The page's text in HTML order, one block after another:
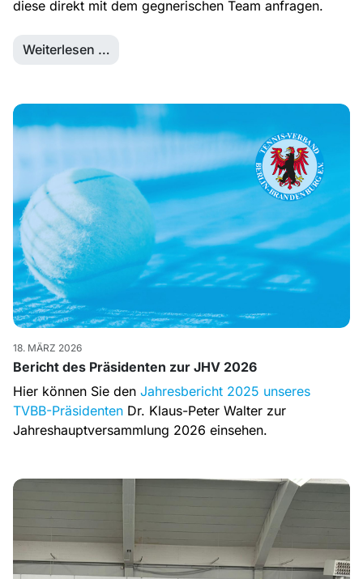
diese direkt mit dem gegnerischen Team anfragen.
Weiterlesen …
18. MÄRZ 2026
Bericht des Präsidenten zur JHV 2026
Hier können Sie den Jahresbericht 2025 unseres
TVBB-Präsidenten Dr. Klaus-Peter Walter zur
Jahreshauptversammlung 2026 einsehen.